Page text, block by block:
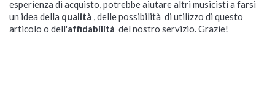
esperienza di acquisto, potrebbe aiutare altri musicisti a farsi
un idea della qualità , delle possibilità di utilizzo di questo
articolo o dell'affidabilità del nostro servizio. Grazie!